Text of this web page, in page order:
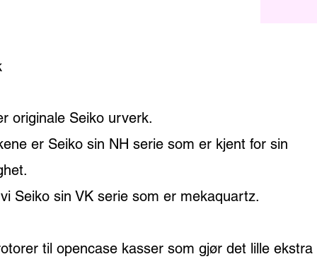
originale Seiko urverk.
er Seiko sin NH serie som er kjent for sin
Seiko sin VK serie som er mekaquartz.
til opencase kasser som gjør det lille ekstra